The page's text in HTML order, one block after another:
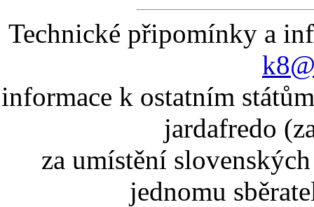
Technické připomínky a
informace k ostatním
jardafredo
za umístění
jednomu